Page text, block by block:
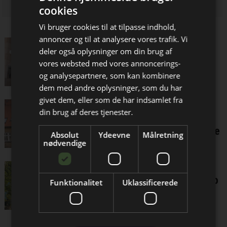
Bliv opdateret hver 14. dag
Få de vigtigste nyheder om
boligforeninger
direkte i din indbakke
Forkøbsret til almene
boligforeninger kan blive et
slag i luften
Vismænd: Derfor kan vilde
prisstigninger på
ejerlejligheder være holdbare
Boligrenter fortsætter fald,
mens låneformen skaber uro
i den finansielle sektor
cookies
Vi bruger cookies til at tilpasse indhold,
annoncer og til at analysere vores trafik. Vi
deler også oplysninger om din brug af
vores websted med vores annoncerings-
og analysepartnere, som kan kombinere
dem med andre oplysninger, som du har
givet dem, eller som de har indsamlet fra
din brug af deres tjenester.
Absolut
nødvendige
Ydeevne Målretning
Funktionalitet Uklassificerede